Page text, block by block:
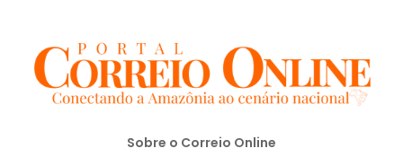
Sobre o Correio Online